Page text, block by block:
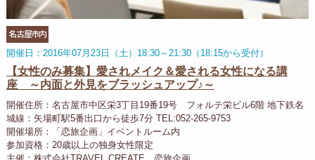
名古屋市内
開催日：2016年07月23日（土）18:30～21:30（18:15から受付）
【女性のみ募集】愛されメイク＆愛される女性になる講
座 ～内面と外見をブラッシュアップ♪～
開催住所：名古屋市中区栄3丁目19番19号 フォルテ栄ビル6階 地下鉄名
城線：矢場町駅5番出口から徒歩7分 TEL:052-265-9753
開催場所：「恋旅企画」イベントルーム内
参加資格：20歳以上の独身女性限定